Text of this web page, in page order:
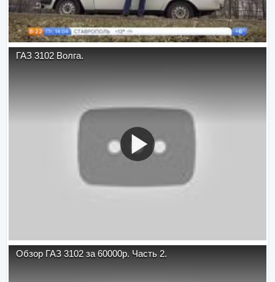
ГАЗ 3102 Волга.
Обзор ГАЗ 3102 за 60000р. Часть 2.